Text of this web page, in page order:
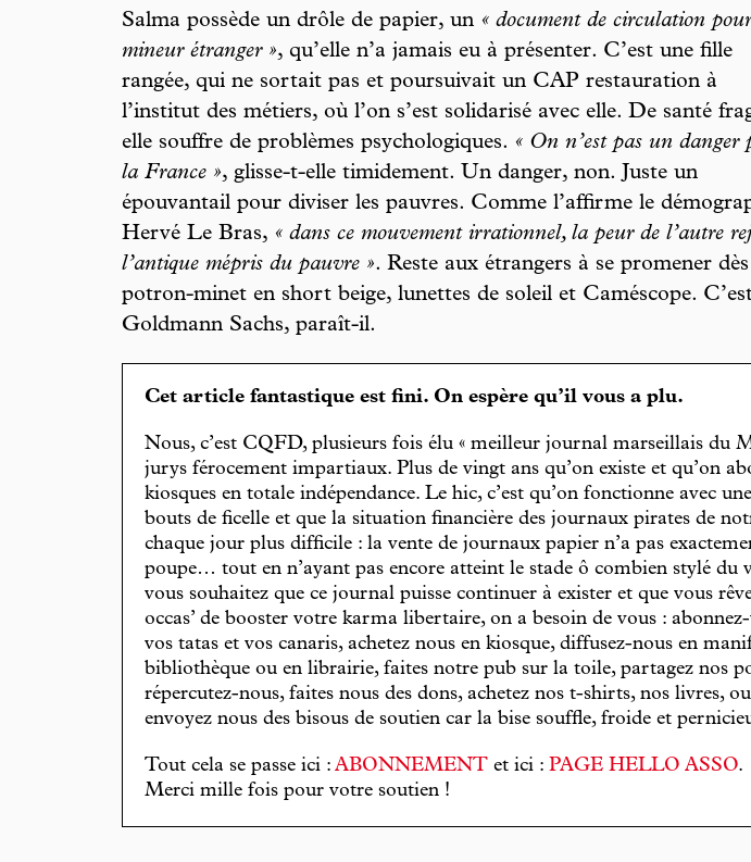
Salma possède un drôle de papier, un « document de circulation pour
mineur étranger », qu’elle n’a jamais eu à présenter. C’est une fille
rangée, qui ne sortait pas et poursuivait un CAP restauration à
l’institut des métiers, où l’on s’est solidarisé avec elle. De santé
elle souffre de problèmes psychologiques. « On n’est pas un danger
la France », glisse-t-elle timidement. Un danger, non. Juste un
épouvantail pour diviser les pauvres. Comme l’affirme le
Hervé Le Bras, « dans ce mouvement irrationnel, la peur de l’autre
l’antique mépris du pauvre ». Reste aux étrangers à se promener dès
potron-minet en short beige, lunettes de soleil et Caméscope.
Goldmann Sachs, paraît-il.
Cet article fantastique est fini. On espère qu’il vous a plu.
Nous, c’est CQFD, plusieurs fois élu « meilleur journal marseillais du
jurys férocement impartiaux. Plus de vingt ans qu’on existe et qu’on
kiosques en totale indépendance. Le hic, c’est qu’on fonctionne avec
bouts de ficelle et que la situation financière des journaux pirates de
chaque jour plus difficile : la vente de journaux papier n’a pas
poupe… tout en n’ayant pas encore atteint le stade ô combien stylé du
vous souhaitez que ce journal puisse continuer à exister et que vous
occas’ de booster votre karma libertaire, on a besoin de vous :
vos tatas et vos canaris, achetez nous en kiosque, diffusez-nous en
bibliothèque ou en librairie, faites notre pub sur la toile, partagez nos
répercutez-nous, faites nous des dons, achetez nos t-shirts, nos livres,
envoyez nous des bisous de soutien car la bise souffle, froide et
Tout cela se passe ici : ABONNEMENT et ici : PAGE HELLO ASSO.
Merci mille fois pour votre soutien !